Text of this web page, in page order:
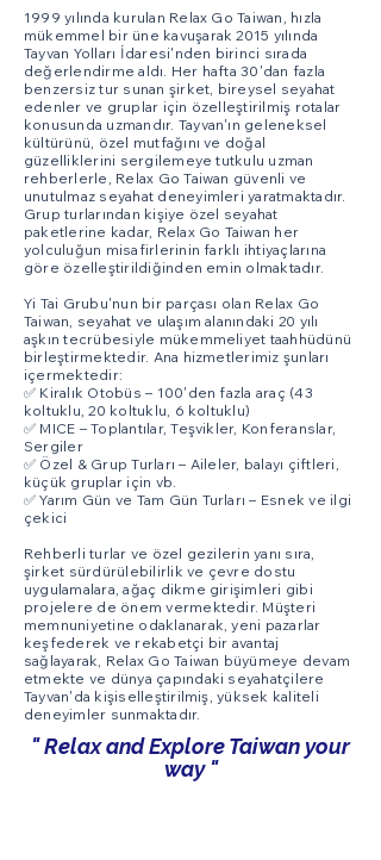
1999 yılında kurulan Relax Go Taiwan, hızla
mükemmel bir üne kavuşarak 2015 yılında
Tayvan Yolları İdaresi'nden birinci sırada
değerlendirme aldı. Her hafta 30'dan fazla
benzersiz tur sunan şirket, bireysel seyahat
edenler ve gruplar için özelleştirilmiş rotalar
konusunda uzmandır. Tayvan'ın geleneksel
kültürünü, özel mutfağını ve doğal
güzelliklerini sergilemeye tutkulu uzman
rehberlerle, Relax Go Taiwan güvenli ve
unutulmaz seyahat deneyimleri yaratmaktadır.
Grup turlarından kişiye özel seyahat
paketlerine kadar, Relax Go Taiwan her
yolculuğun misafirlerinin farklı ihtiyaçlarına
göre özelleştirildiğinden emin olmaktadır.
Yi Tai Grubu'nun bir parçası olan Relax Go
Taiwan, seyahat ve ulaşım alanındaki 20 yılı
aşkın tecrübesiyle mükemmeliyet taahhüdünü
birleştirmektedir. Ana hizmetlerimiz şunları
içermektedir:
✅ Kiralık Otobüs – 100'den fazla araç (43
koltuklu, 20 koltuklu, 6 koltuklu)
✅ MICE – Toplantılar, Teşvikler, Konferanslar,
Sergiler
✅ Özel & Grup Turları – Aileler, balayı çiftleri,
küçük gruplar için vb.
✅ Yarım Gün ve Tam Gün Turları – Esnek ve ilgi
çekici
Rehberli turlar ve özel gezilerin yanı sıra,
şirket sürdürülebilirlik ve çevre dostu
uygulamalara, ağaç dikme girişimleri gibi
projelere de önem vermektedir. Müşteri
memnuniyetine odaklanarak, yeni pazarlar
keşfederek ve rekabetçi bir avantaj
sağlayarak, Relax Go Taiwan büyümeye devam
etmekte ve dünya çapındaki seyahatçilere
Tayvan'da kişiselleştirilmiş, yüksek kaliteli
deneyimler sunmaktadır.
" Relax and Explore Taiwan your
way "